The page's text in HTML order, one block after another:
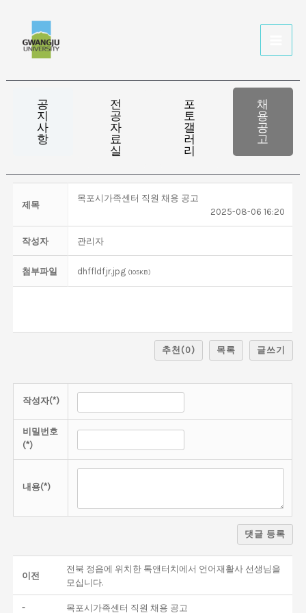
공
지
사
항
전
공
자
료
실
포
토
갤
러
리
채
용
공
고
제목
목포시가족센터 직원 채용 공고
2025-08-06 16:20
작성자 관리자
첨부파일 dhffldfjr.jpg (105KB)
추천 (0) 목록 글쓰기
작성자(*)
비밀번호
(*)
내용(*)
댓글 등록
이전
전북 정읍에 위치한 톡앤터치에서 언어재활사 선생님을
모십니다.
- 목포시가족센터 직원 채용 공고